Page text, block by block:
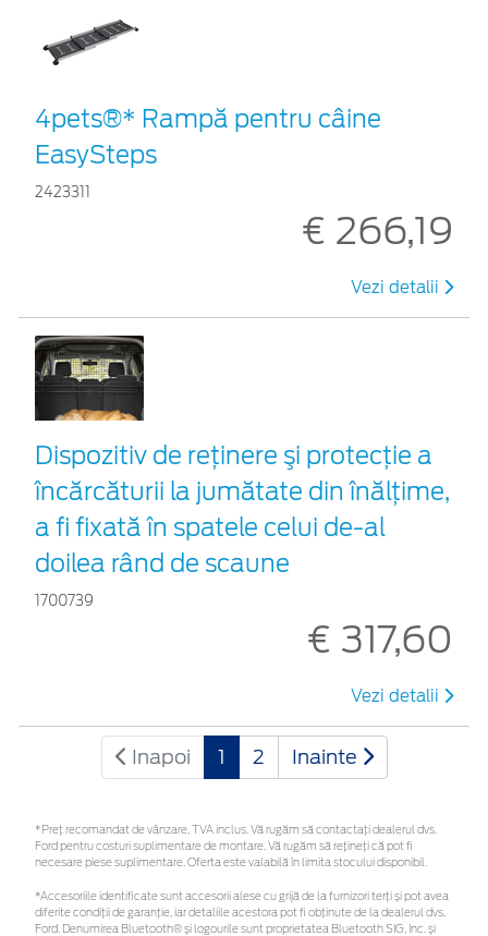
4pets®* Rampă pentru câine
EasySteps
2423311
€ 266,19
Vezi detalii
Dispozitiv de reţinere şi protecţie a
încărcăturii la jumătate din înălţime,
a fi fixată în spatele celui de-al
doilea rând de scaune
1700739
€ 317,60
Vezi detalii
Inapoi 1 2 Inainte
*Preţ recomandat de vânzare, TVA inclus. Vă rugăm să contactaţi dealerul dvs.
Ford pentru costuri suplimentare de montare. Vă rugăm să rețineți că pot fi
necesare piese suplimentare. Oferta este valabilă în limita stocului disponibil.
*Accesoriile identificate sunt accesorii alese cu grijă de la furnizori terți și pot avea
diferite condiții de garanție, iar detaliile acestora pot fi obținute de la dealerul dvs.
Ford. Denumirea Bluetooth® și logourile sunt proprietatea Bluetooth SIG, Inc. și